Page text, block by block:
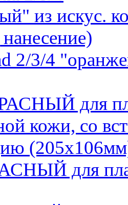
2/3/4
для